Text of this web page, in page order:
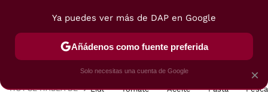
POSTRES VIAJES SELECCIÓN VEGUI
HOY SE HABLA DE Lidl Tomate Aceite Pasta
×
Ya puedes ver más de DAP en Google
Añádenos como fuente preferida
Solo necesitas una cuenta de Google